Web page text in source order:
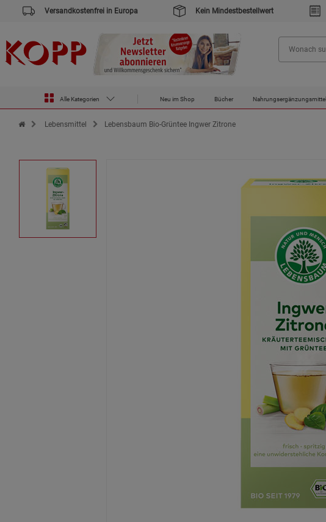
Versandkostenfrei in Europa Kein Mindestbestellwert
Alle Kategorien Neu im Shop Bücher Nahrungsergänzungsmittel
Zur Startseite des Kopp Verlag Online-Shop
Lebensmittel Lebensbaum Bio-Grüntee Ingwer Zitrone